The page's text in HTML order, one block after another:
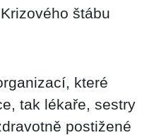
štábu
které
tak lékaře, sestry
postižené